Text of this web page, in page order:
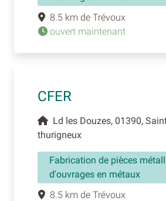
8.5 km de Trévoux
ouvert maintenant
CFER
Ld les Douzes, 01390,
thurigneux
Fabrication de pièces
d'ouvrages en métaux
8.5 km de Trévoux